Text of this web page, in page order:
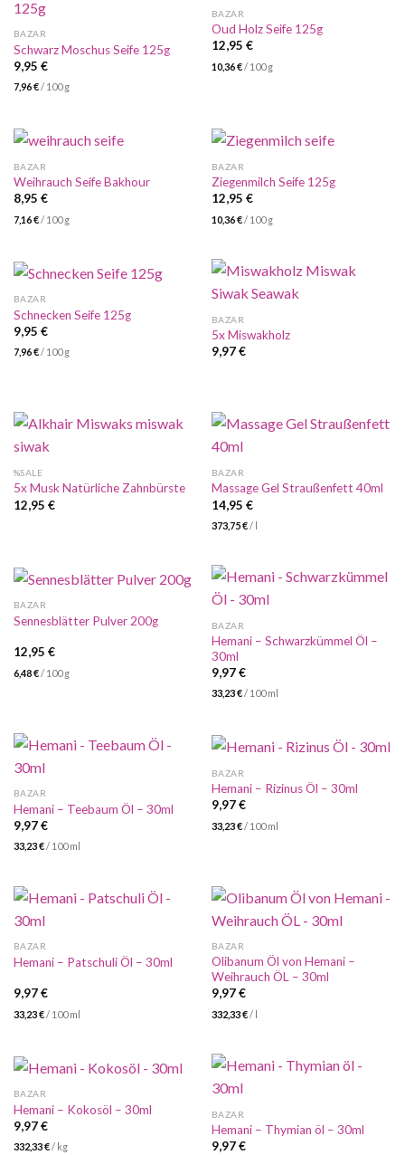
BAZAR
Schwarz Moschus Seife 125g
9,95 €
7,96€/ 100 g
BAZAR
Oud Holz Seife 125g
12,95 €
10,36€/ 100 g
BAZAR
Weihrauch Seife Bakhour
8,95 €
7,16€/ 100 g
BAZAR
Ziegenmilch Seife 125g
12,95 €
10,36€/ 100 g
BAZAR
Schnecken Seife 125g
9,95 €
7,96€/ 100 g
BAZAR
5x Miswakholz
9,97€
%SALE
5x Musk Natürliche Zahnbürste
12,95 €
BAZAR
Massage Gel Straußenfett 40ml
14,95 €
373,75€/ l
BAZAR
Sennesblätter Pulver 200g
12,95 €
6,48€/ 100 g
BAZAR
Hemani – Schwarzkümmel Öl –
30ml
9,97€
33,23€/ 100 ml
BAZAR
Hemani – Teebaum Öl – 30ml
9,97€
33,23€/ 100 ml
BAZAR
Hemani – Rizinus Öl – 30ml
9,97€
33,23€/ 100 ml
BAZAR
Hemani – Patschuli Öl – 30ml
9,97€
33,23€/ 100 ml
BAZAR
Olibanum Öl von Hemani –
Weihrauch ÖL – 30ml
9,97€
332,33€/ l
BAZAR
Hemani – Kokosöl – 30ml
9,97€
332,33€/ kg
BAZAR
Hemani – Thymian öl – 30ml
9,97€